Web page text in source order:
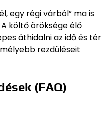
egy régi várból” ma is
költő öröksége élő
áthidalni az idő és tér
rezdüléseit
(FAQ)